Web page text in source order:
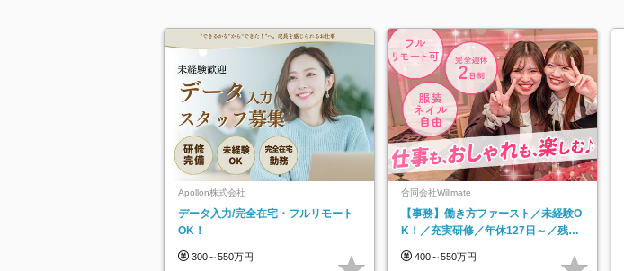
Apollon株式会社
データ入力/完全在宅・フルリモート
OK！
300～550万円
合同会社Willmate
【事務】働き方ファースト／未経験O
K！／充実研修／年休127日～／残業
400～550万円